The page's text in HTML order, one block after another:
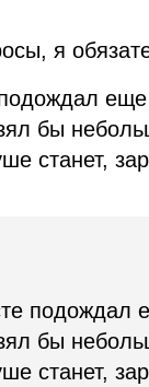
я
бы
станет,
подождал
бы
станет,